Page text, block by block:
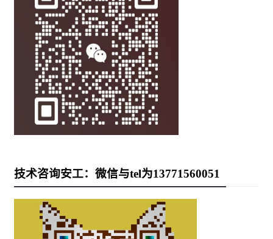
技术咨询安工：微信与tel为13771560051